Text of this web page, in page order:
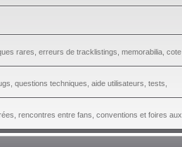
rares, erreurs de tracklistings, memorabilia, cote
questions techniques, aide utilisateurs, tests,
rencontres entre fans, conventions et foires aux